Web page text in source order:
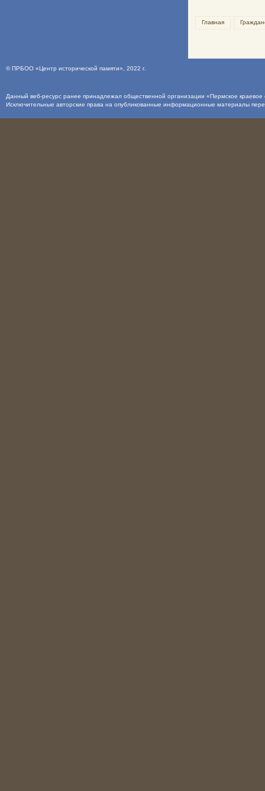
Главная
©ПРБОО «Центр исторической памяти» , 2022 г.
Данный веб-ресурс ранее принадлежал общественной организации «Пермское
Исключительные авторские права на опубликованные информационные материалы